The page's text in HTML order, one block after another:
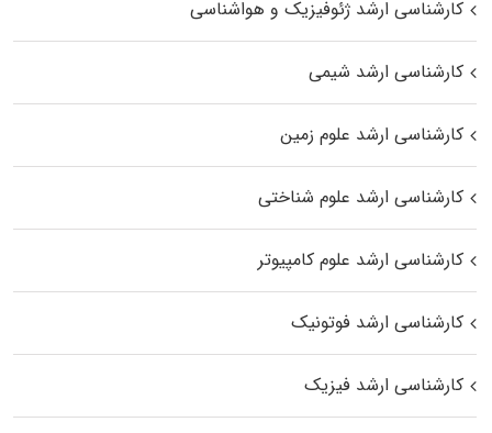
کارشناسی ارشد ژئوفیزیک و هواشناسی
کارشناسی ارشد شیمی
کارشناسی ارشد علوم زمین
کارشناسی ارشد علوم شناختی
کارشناسی ارشد علوم کامپیوتر
کارشناسی ارشد فوتونیک
کارشناسی ارشد فیزیک